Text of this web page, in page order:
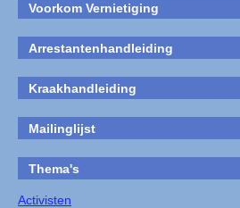
Voorkom Vernietiging
Arrestantenhandleiding
Kraakhandleiding
Mailinglijst
Thema's
Activisten